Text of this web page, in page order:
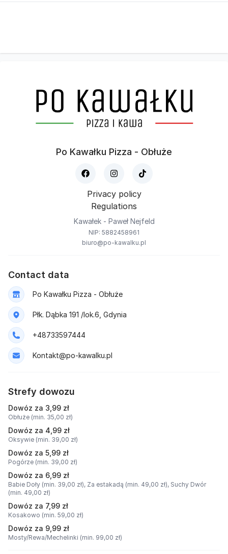
Po Kawałku Pizza - Obłuże
Privacy policy
Regulations
Kawałek - Paweł Nejfeld
NIP: 5882458961
biuro@po-kawalku.pl
Contact data
Po Kawałku Pizza - Obłuże
Płk. Dąbka 191 /lok.6, Gdynia
+48733597444
Kontakt@po-kawalku.pl
Strefy dowozu
Dowóz za 3,99 zł
Obłuże (min. 35,00 zł)
Dowóz za 4,99 zł
Oksywie (min. 39,00 zł)
Dowóz za 5,99 zł
Pogórze (min. 39,00 zł)
Dowóz za 6,99 zł
Babie Doły (min. 39,00 zł), Za estakadą (min. 49,00 zł), Suchy Dwór
(min. 49,00 zł)
Dowóz za 7,99 zł
Kosakowo (min. 59,00 zł)
Dowóz za 9,99 zł
Mosty/Rewa/Mechelinki (min. 99,00 zł)